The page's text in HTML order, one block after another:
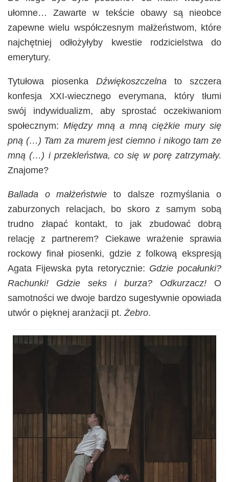
ułomne… Zawarte w tekście obawy są nieobce
zapewne wielu współczesnym małżeństwom, które
najchętniej odłożyłyby kwestie rodzicielstwa do
emerytury.
Tytułowa piosenka Dźwiękoszczelna to szczera
konfesja XXI-wiecznego everymana, który tłumi
swój indywidualizm, aby sprostać oczekiwaniom
społecznym: Między mną a mną ciężkie mury się
pną (…) Tam za murem jest ciemno i nikogo tam ze
mną (…) i przekleństwa, co się w porę zatrzymały.
Znajome?
Ballada o małżeństwie to dalsze rozmyślania o
zaburzonych relacjach, bo skoro z samym sobą
trudno złapać kontakt, to jak zbudować dobrą
relację z partnerem? Ciekawe wrażenie sprawia
rockowy finał piosenki, gdzie z folkową ekspresją
Agata Fijewska pyta retorycznie: Gdzie pocałunki?
Rachunki!
Gdzie seks i burza? Odkurzacz! O
samotności we dwoje bardzo sugestywnie opowiada
utwór o pięknej aranżacji pt.Żebro.